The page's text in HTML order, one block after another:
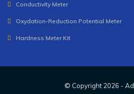
Conductivity Meter
Oxydation-Reduction Potential Meter
Hardness Meter Kit
© Copyright 2026 -